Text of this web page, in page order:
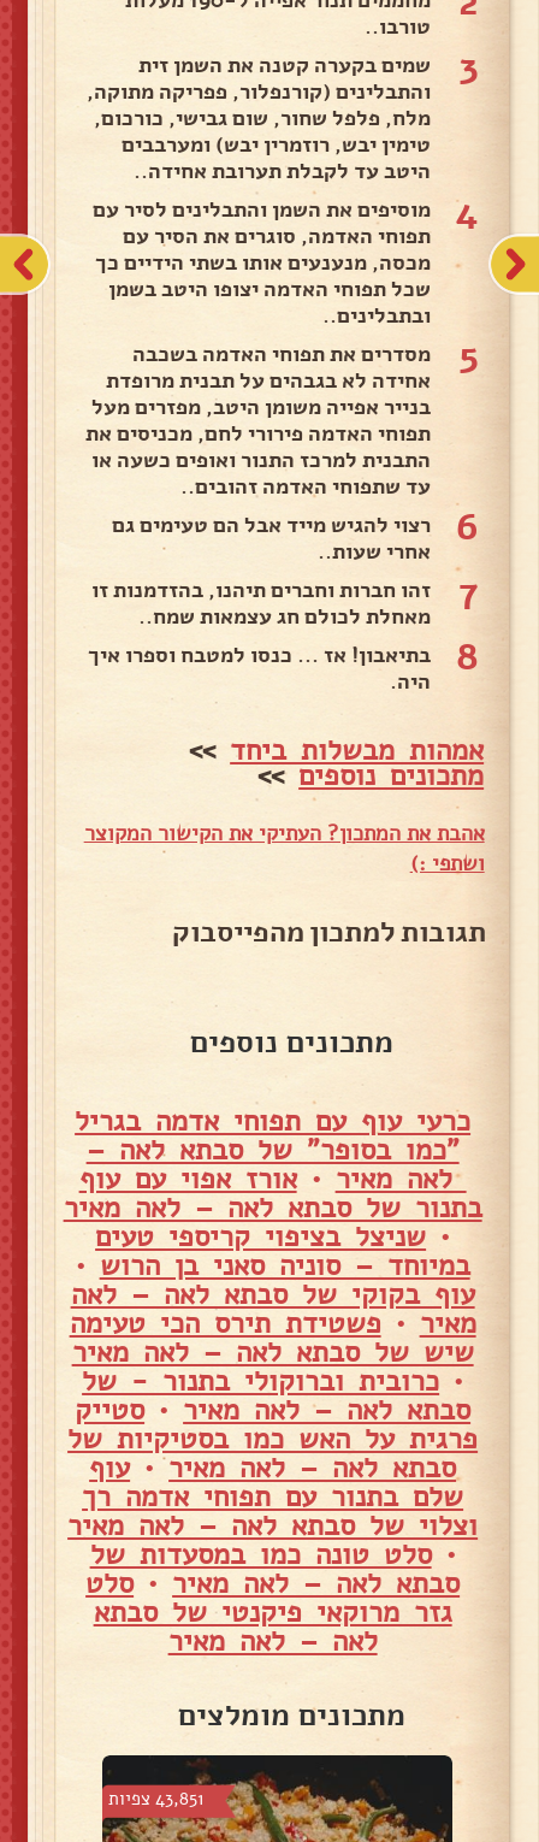
טורבו..
3
שמים בקערה קטנה את השמן זית
והתבלינים (קורנפלור, פפריקה מתוקה,
מלח, פלפל שחור, שום גבישי, כורכום,
טימין יבש, רוזמרין יבש) ומערבבים
היטב עד לקבלת תערובת אחידה..
4
מוסיפים את השמן והתבלינים לסיר עם
תפוחי האדמה, סוגרים את הסיר עם
מכסה, מנענעים אותו בשתי הידיים כך
שכל תפוחי האדמה יצופו היטב בשמן
ובתבלינים..
5
מסדרים את תפוחי האדמה בשכבה
אחידה לא בגבהים על תבנית מרופדת
בנייר אפייה משומן היטב, מפזרים מעל
תפוחי האדמה פירורי לחם, מכניסים את
התבנית למרכז התנור ואופים כשעה או
עד שתפוחי האדמה זהובים..
6
רצוי להגיש מייד אבל הם טעימים גם
אחרי שעות..
7
זהו חברות וחברים תיהנו, בהזדמנות זו
מאחלת לכולם חג עצמאות שמח..
8
בתיאבון! אז ... כנסו למטבח וספרו איך
היה.
אמהות מבשלות ביחד >>
מתכונים נוספים>>
אהבת את המתכון? העתיקי את הקישור המקוצר
ושתפי :)
תגובות למתכון מהפייסבוק
מתכונים נוספים
כרעי עוף עם תפוחי אדמה בגריל
"כמו בסופר" של סבתא לאה –
לאה מאיר •אורז אפוי עם עוף
בתנור של סבתא לאה – לאה מאיר
• שניצל בציפוי קריספי טעים
במיוחד – סוניה סאני בן הרוש •
עוף בקוקי של סבתא לאה – לאה
מאיר • פשטידת תירס הכי טעימה
שיש של סבתא לאה – לאה מאיר
• כרובית וברוקולי בתנור - של
סבתא לאה – לאה מאיר •סטייק
פרגית על האש כמו בסטיקיות של
סבתא לאה – לאה מאיר•עוף
שלם בתנור עם תפוחי אדמה רך
וצלוי של סבתא לאה – לאה מאיר
•סלט טונה כמו במסעדות של
סבתא לאה – לאה מאיר •סלט
גזר מרוקאי פיקנטי של סבתא
לאה – לאה מאיר
מתכונים מומלצים
43,851 צפיות